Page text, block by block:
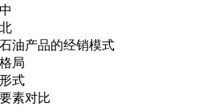
产品的经销模式
局
式
素对比